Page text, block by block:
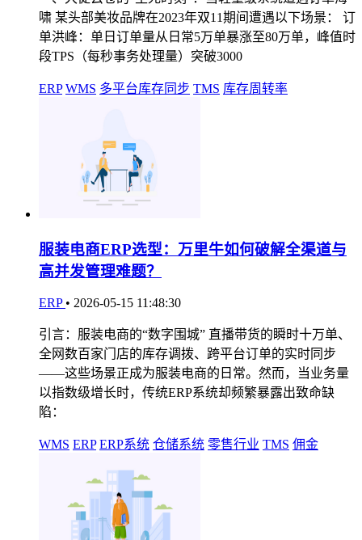
啸 某头部美妆品牌在2023年双11期间遭遇以下场景： 订
单洪峰：单日订单量从日常5万单暴涨至80万单，峰值时
段TPS（每秒事务处理量）突破3000
ERP WMS 多平台库存同步 TMS 库存周转率
服装电商ERP选型：万里牛如何破解全渠道与
高并发管理难题？
ERP • 2026-05-15 11:48:30
引言：服装电商的“数字围城” 直播带货的瞬时十万单、
全网数百家门店的库存调拨、跨平台订单的实时同步
——这些场景正成为服装电商的日常。然而，当业务量
以指数级增长时，传统ERP系统却频繁暴露出致命缺
陷：
WMS ERP ERP系统 仓储系统 零售行业 TMS 佣金